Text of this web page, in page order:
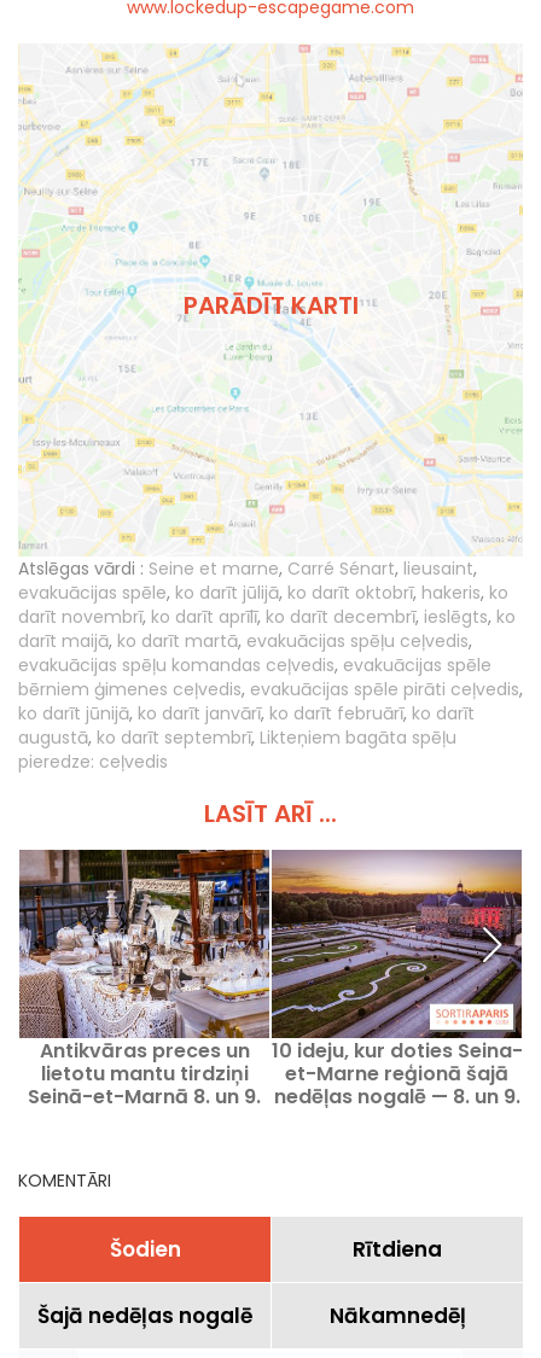
www.lockedup-escapegame.com
PARĀDĪT KARTI
Atslēgas vārdi : Seine et marne, Carré Sénart, lieusaint,
evakuācijas spēle, ko darīt jūlijā, ko darīt oktobrī, hakeris, ko
darīt novembrī, ko darīt aprīlī, ko darīt decembrī, ieslēgts, ko
darīt maijā, ko darīt martā, evakuācijas spēļu ceļvedis,
evakuācijas spēļu komandas ceļvedis, evakuācijas spēle
bērniem ģimenes ceļvedis, evakuācijas spēle pirāti ceļvedis,
ko darīt jūnijā, ko darīt janvārī, ko darīt februārī, ko darīt
augustā, ko darīt septembrī, Likteņiem bagāta spēļu
pieredze: ceļvedis
LASĪT ARĪ ...
Antikvāras preces un
lietotu mantu tirdziņi
Seinā-et-Marnā 8. un 9.
10 ideju, kur doties Seina-
et-Marne reģionā šajā
nedēļas nogalē — 8. un 9.
KOMENTĀRI
Šodien Rītdiena
Šajā nedēļas nogalē Nākamnedēļ